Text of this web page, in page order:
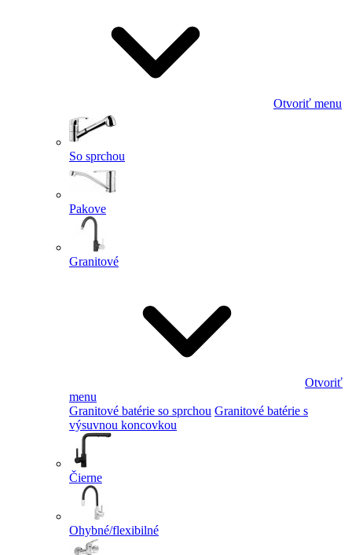
Otvoriť menu
So sprchou
Pakove
Granitové
Otvoriť
menu
Granitové batérie so sprchou Granitové batérie s
výsuvnou koncovkou
Čierne
Ohybné/flexibilné